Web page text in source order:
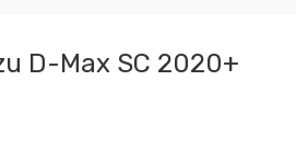
D-Max SC 2020+